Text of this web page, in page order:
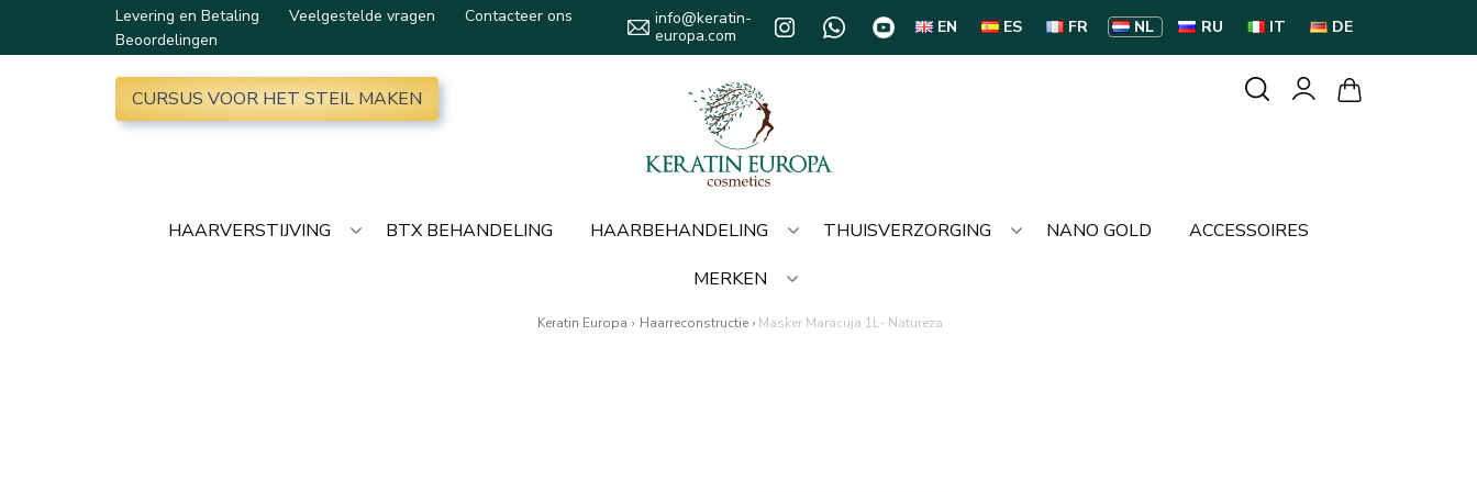
Levering en Betaling Veelgestelde vragen
Contacteer ons
Beoordelingen
info@keratin-
europa.com
EN ES FR NL RU IT DE
CURSUS VOOR HET STEIL MAKEN
HAARVERSTIJVING BTX BEHANDELING HAARBEHANDELING THUISVERZORGING NANO GOLD
ACCESSOIRES
MERKEN
Keratin Europa › Haarreconstructie › Masker Maracuja 1L- Natureza